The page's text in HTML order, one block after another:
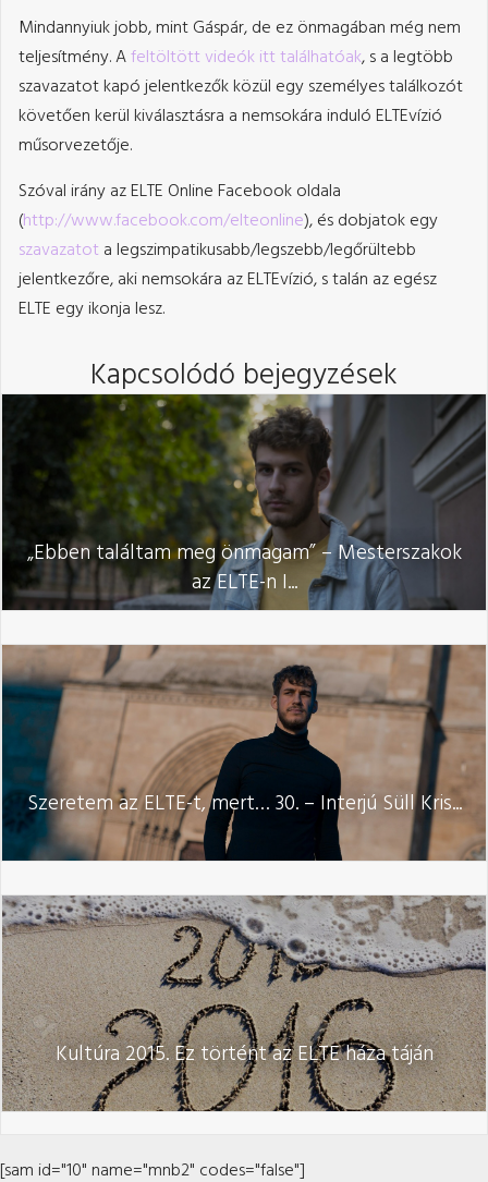
Mindannyiuk jobb, mint Gáspár, de ez önmagában még nem
teljesítmény. Afeltöltött videók itt találhatóak, s a legtöbb
szavazatot kapó jelentkezők közül egy személyes találkozót
követően kerül kiválasztásra a nemsokára induló ELTEvízió
műsorvezetője.
Szóval irány az ELTE Online Facebook oldala
(http://www.facebook.com/elteonline), és dobjatok egy
szavazatot a legszimpatikusabb/legszebb/legőrültebb
jelentkezőre, aki nemsokára az ELTEvízió, s talán az egész
ELTE egy ikonja lesz.
Kapcsolódó bejegyzések
„Ebben találtam meg önmagam” – Mesterszakok
az ELTE-n I...
Szeretem az ELTE-t, mert… 30. – Interjú Süll Kris...
Kultúra 2015. Ez történt az ELTE háza táján
[sam id="10" name="mnb2" codes="false"]